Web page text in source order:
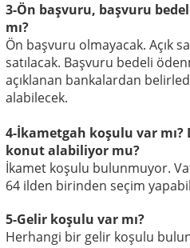
3-Ön başvuru, başvuru
mı?
Ön başvuru olmayacak. Açık
satılacak. Başvuru bedeli
açıklanan bankalardan
alabilecek.
4-İkametgah koşulu var
konut alabiliyor mu?
İkamet koşulu bulunmuyor.
64 ilden birinden seçim
5-Gelir koşulu var mı?
Herhangi bir gelir koşulu